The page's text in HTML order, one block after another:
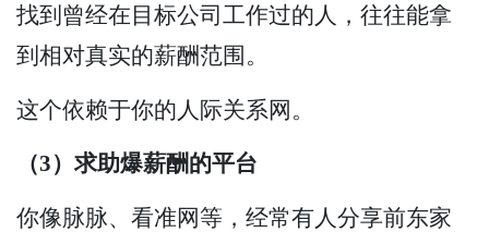
找到曾经在目标公司工作过的人，往往能拿
到相对真实的薪酬范围。
这个依赖于你的人际关系网。
（3）求助爆薪酬的平台
你像脉脉、看准网等，经常有人分享前东家